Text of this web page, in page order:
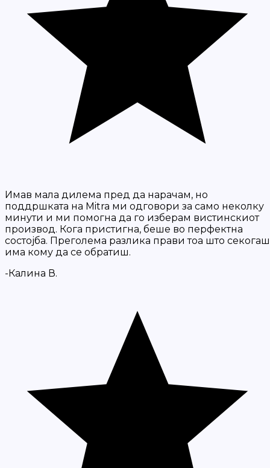
Имав мала дилема пред да нарачам, но
поддршката на Mitra ми одговори за само неколку
минути и ми помогна да го изберам вистинскиот
производ. Кога пристигна, беше во перфектна
состојба. Преголема разлика прави тоа што секогаш
има кому да се обратиш.
-Калина В.